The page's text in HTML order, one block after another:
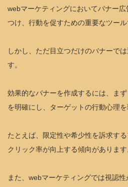
webマーケティングにおいてバナー
つけ、行動を促すための重要なツール
しかし、ただ目立つだけのバナーで
す。
効果的なバナーを作成するには、まず
を明確にし、ターゲットの行動心理
たとえば、限定性や希少性を訴求す
クリック率が向上する傾向があります
また、webマーケティングでは視認